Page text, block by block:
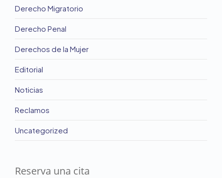
Derecho Migratorio
Derecho Penal
Derechos de la Mujer
Editorial
Noticias
Reclamos
Uncategorized
Reserva una cita